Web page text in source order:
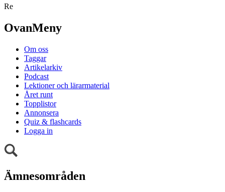
Re
OvanMeny
Om oss
Taggar
Artikelarkiv
Podcast
Lektioner och lärarmaterial
Året runt
Topplistor
Annonsera
Quiz & flashcards
Logga in
Ämnesområden